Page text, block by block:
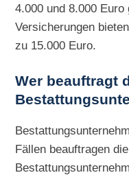
4.000 und 8.000
Versicherungen
zu 15.000 Euro.
Wer beauftragt
Fällen beauftragen